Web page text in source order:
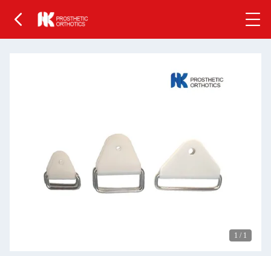
1 / 1